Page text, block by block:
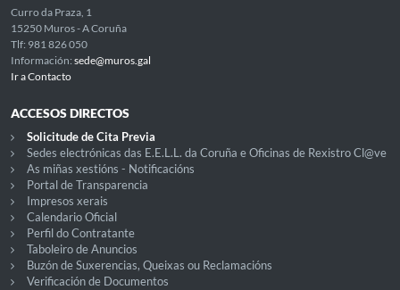
Curro da Praza, 1
15250 Muros - A Coruña
Tlf: 981 826 050
Información: sede@muros.gal
Ir a Contacto
ACCESOS DIRECTOS
Solicitude de Cita Previa
Sedes electrónicas das E.E.L.L. da Coruña e Oficinas de Rexistro Cl@ve
As miñas xestións - Notificacións
Portal de Transparencia
Impresos xerais
Calendario Oficial
Perfil do Contratante
Taboleiro de Anuncios
Buzón de Suxerencias, Queixas ou Reclamacións
Verificación de Documentos